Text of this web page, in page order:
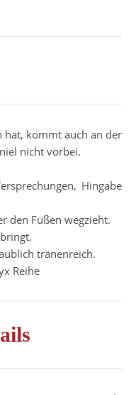
hat, kommt auch an der
nicht vorbei.
Hingabe
den Füßen wegzieht.
tränenreich.
Reihe